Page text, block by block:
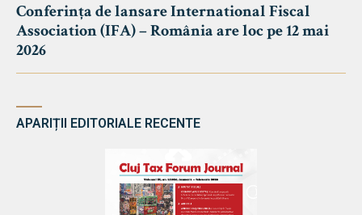
Conferința de lansare International Fiscal
Association (IFA) – România are loc pe 12 mai
2026
APARIȚII EDITORIALE RECENTE